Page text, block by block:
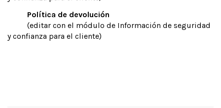
Política de devolución
(editar con el módulo de Información de seguridad
y confianza para el cliente)